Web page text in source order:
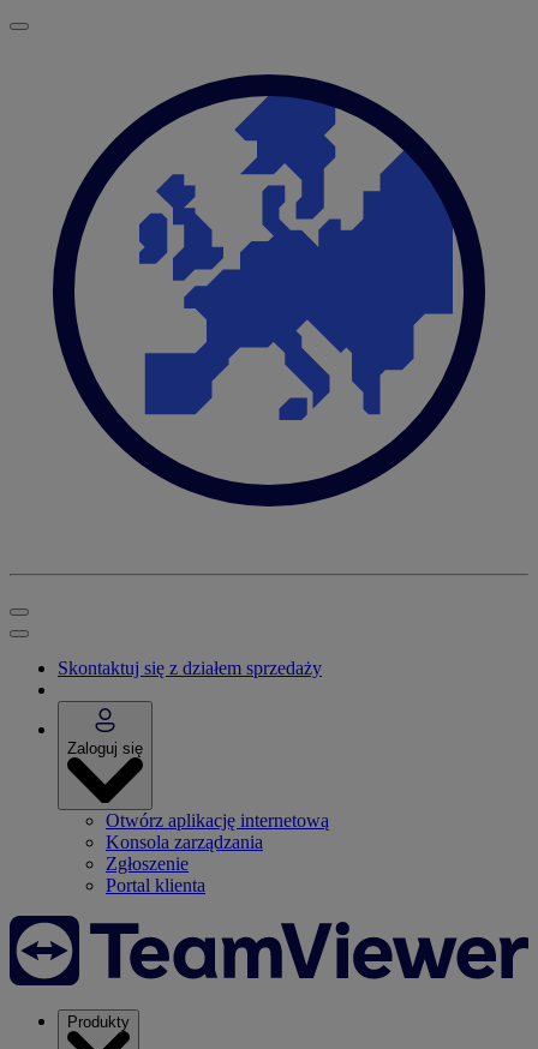
Skontaktuj się z działem sprzedaży
Zaloguj się
Otwórz aplikację internetową
Konsola zarządzania
Zgłoszenie
Portal klienta
Produkty